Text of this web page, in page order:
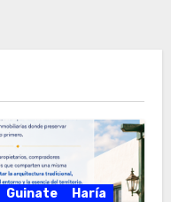
Guinate
Haría